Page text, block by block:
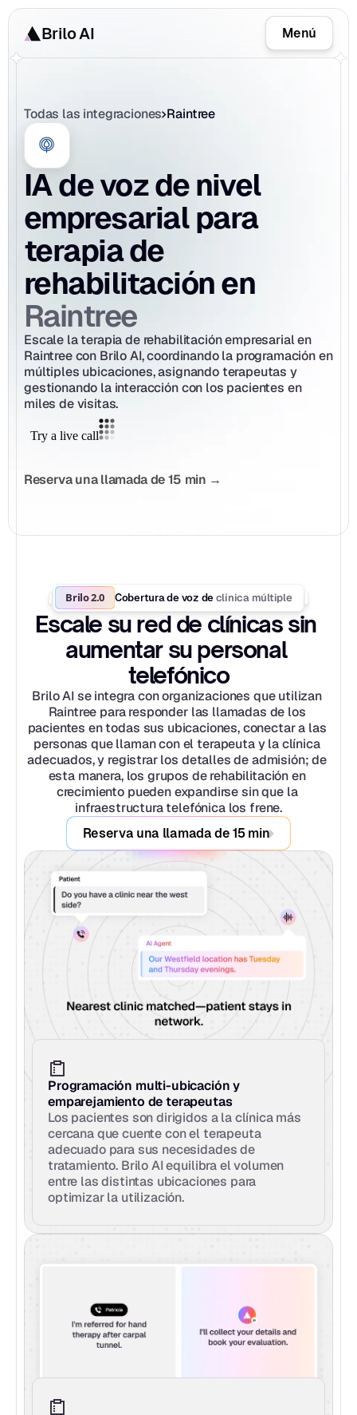
Brilo AI Menú
Todas las integraciones Raintree
IA de voz de nivel
empresarial para
terapia de
Raintree
Escale la terapia de rehabilitación empresarial en
Raintree con Brilo AI, coordinando la programación en
múltiples ubicaciones, asignando terapeutas y
gestionando la interacción con los pacientes en
miles de visitas.
Reserva una llamada de 15 min →
Brilo 2.0 Cobertura de voz de clínica múltiple
Escale su red de clínicas sin
aumentar su personal
telefónico
Brilo AI se integra con organizaciones que utilizan
Raintree para responder las llamadas de los
pacientes en todas sus ubicaciones, conectar a las
personas que llaman con el terapeuta y la clínica
adecuados, y registrar los detalles de admisión; de
esta manera, los grupos de rehabilitación en
crecimiento pueden expandirse sin que la
infraestructura telefónica los frene.
Reserva una llamada de 15 min
Programación multi-ubicación y
emparejamiento de terapeutas
Los pacientes son dirigidos a la clínica más
cercana que cuente con el terapeuta
adecuado para sus necesidades de
tratamiento. Brilo AI equilibra el volumen
entre las distintas ubicaciones para
optimizar la utilización.